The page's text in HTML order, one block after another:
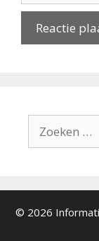
naar:
© 2026